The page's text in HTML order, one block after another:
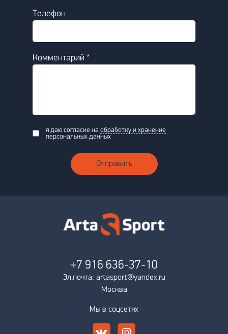
Телефон
Комментарий *
я даю согласие на обработку и хранение
персональных данных
Отправить
+7 916 636-37-10
Эл.почта: artasport@yandex.ru
Москва
Мы в соцсетях